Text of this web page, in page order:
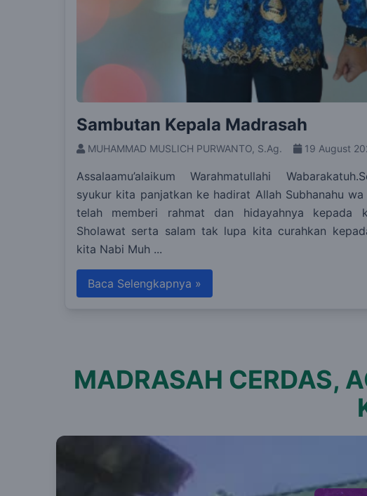
Sambutan Kepala Madrasah
MUHAMMAD MUSLICH PURWANTO, S.Ag. 19 August
Assalaamu’alaikum Warahmatullahi
syukur kita panjatkan ke hadirat Allah Subhanahu wa
telah memberi rahmat dan hidayahnya kepada
Sholawat serta salam tak lupa kita curahkan
kita Nabi Muh ...
Baca Selengkapnya »
MADRASAH CERDAS,